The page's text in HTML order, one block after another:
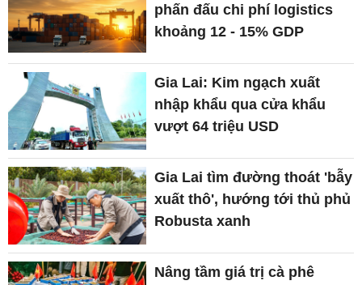
phấn đấu chi phí logistics
khoảng 12 - 15% GDP
Gia Lai: Kim ngạch xuất
nhập khẩu qua cửa khẩu
vượt 64 triệu USD
Gia Lai tìm đường thoát 'bẫy
xuất thô', hướng tới thủ phủ
Robusta xanh
Nâng tầm giá trị cà phê